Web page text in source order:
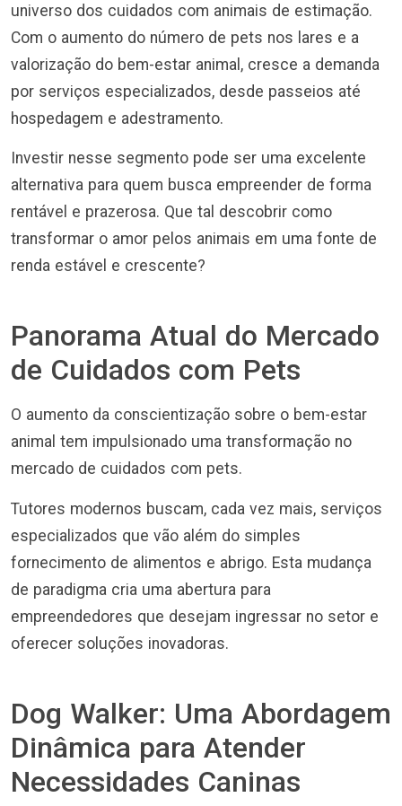
universo dos cuidados com animais de estimação.
Com o aumento do número de pets nos lares e a
valorização do bem-estar animal, cresce a demanda
por serviços especializados, desde passeios até
hospedagem e adestramento.
Investir nesse segmento pode ser uma excelente
alternativa para quem busca empreender de forma
rentável e prazerosa. Que tal descobrir como
transformar o amor pelos animais em uma fonte de
renda estável e crescente?
Panorama Atual do Mercado
de Cuidados com Pets
O aumento da conscientização sobre o bem-estar
animal tem impulsionado uma transformação no
mercado de cuidados com pets.
Tutores modernos buscam, cada vez mais, serviços
especializados que vão além do simples
fornecimento de alimentos e abrigo. Esta mudança
de paradigma cria uma abertura para
empreendedores que desejam ingressar no setor e
oferecer soluções inovadoras.
Dog Walker: Uma Abordagem
Dinâmica para Atender
Necessidades Caninas